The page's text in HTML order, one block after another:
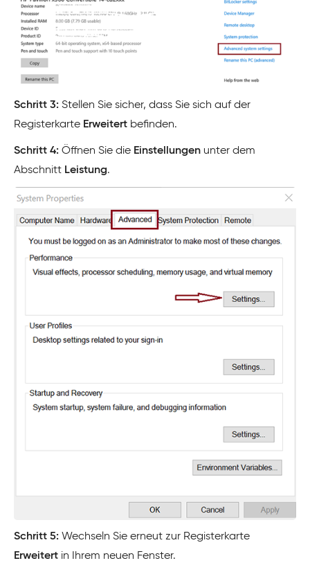
Schritt 3: Stellen Sie sicher, dass Sie sich auf der
Registerkarte Erweitert befinden.
Schritt 4: Öffnen Sie die Einstellungen unter dem
Abschnitt Leistung.
Schritt 5: Wechseln Sie erneut zur Registerkarte
Erweitert in Ihrem neuen Fenster.